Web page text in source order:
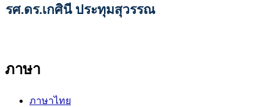
รศ.ดร.เกศินี ประทุมสุวรรณ
ภาษา
ภาษาไทย